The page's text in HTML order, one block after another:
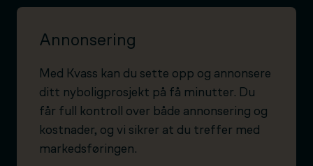
Annonsering
Med Kvass kan du sette opp og annonsere
ditt nyboligprosjekt på få minutter. Du
får full kontroll over både annonsering og
kostnader, og vi sikrer at du treffer med
markedsføringen.